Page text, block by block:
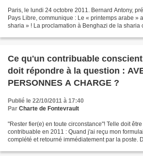
Paris, le lundi 24 octobre 2011. Bernard Antony,
Pays Libre, communique : Le « printemps arabe »
sharia » ! La proclamation à Benghazi de la sharia
Ce qu'un contribuable
doit répondre à la question :
PERSONNES A CHARGE ?
Publié le 22/10/2011 à 17:40
Par Charte de Fontevrault
"Rester fier(e) en toute circonstance"! Telle doit
contribuable en 2011 : Quand j'ai reçu mon
complété et retourné immédiatement par la poste.